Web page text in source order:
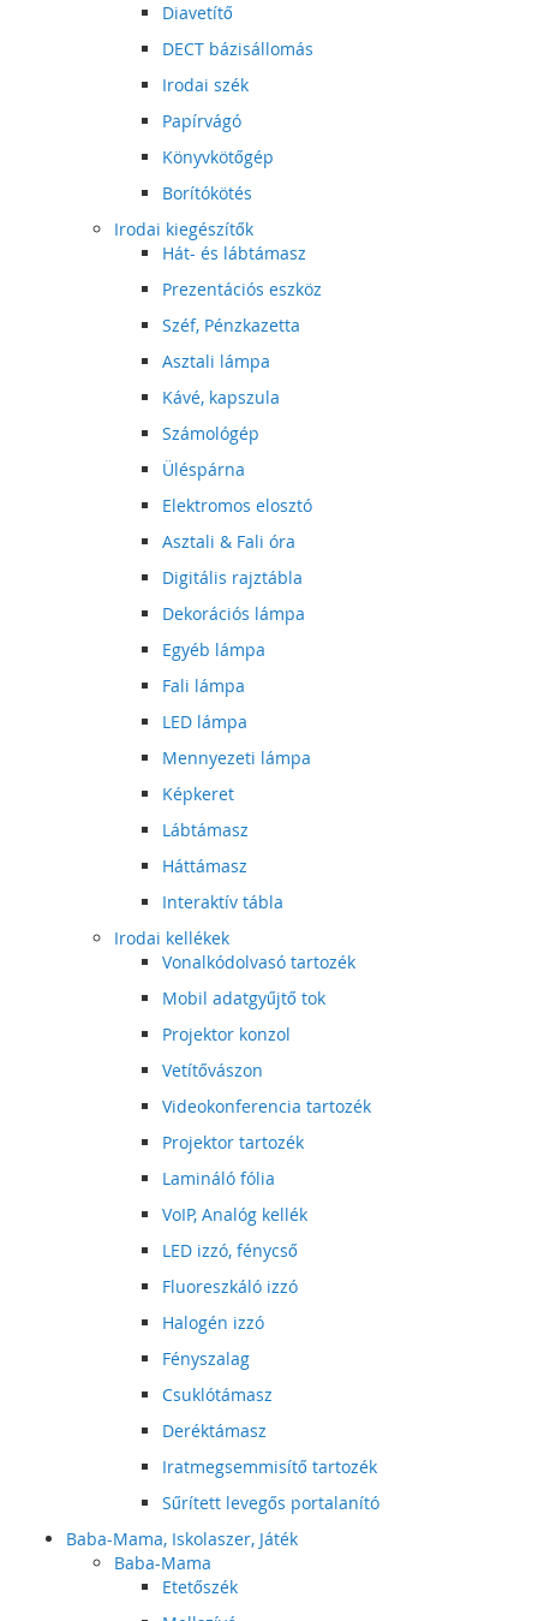
Diavetítő
DECT bázisállomás
Irodai szék
Papírvágó
Könyvkötőgép
Borítókötés
Irodai kiegészítők
Hát- és lábtámasz
Prezentációs eszköz
Széf, Pénzkazetta
Asztali lámpa
Kávé, kapszula
Számológép
Üléspárna
Elektromos elosztó
Asztali & Fali óra
Digitális rajztábla
Dekorációs lámpa
Egyéb lámpa
Fali lámpa
LED lámpa
Mennyezeti lámpa
Képkeret
Lábtámasz
Háttámasz
Interaktív tábla
Irodai kellékek
Vonalkódolvasó tartozék
Mobil adatgyűjtő tok
Projektor konzol
Vetítővászon
Videokonferencia tartozék
Projektor tartozék
Lamináló fólia
VoIP, Analóg kellék
LED izzó, fénycső
Fluoreszkáló izzó
Halogén izzó
Fényszalag
Csuklótámasz
Deréktámasz
Iratmegsemmisítő tartozék
Sűrített levegős portalanító
Baba-Mama, Iskolaszer, Játék
Baba-Mama
Etetőszék